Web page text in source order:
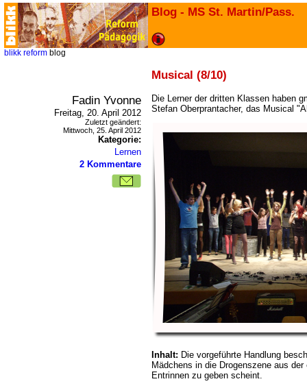
Blog - MS St. Martin/Pass.
blikk reform blog
Musical (8/10)
Fadin Yvonne
Freitag, 20. April 2012
Zuletzt geändert:
Mittwoch, 25. April 2012
Kategorie:
Lernen
2 Kommentare
Die Lerner der dritten Klassen haben
Stefan Oberprantacher, das Musical
Inhalt: Die vorgeführte Handlung
Mädchens in die Drogenszene aus
Entrinnen zu geben scheint.